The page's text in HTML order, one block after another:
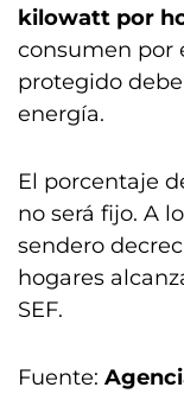
kilowatt por
consumen por
protegido
energía.
El porcentaje
no será fijo. A
sendero
hogares
SEF.
Fuente: